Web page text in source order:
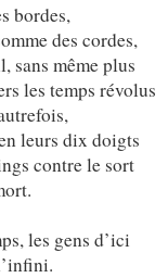
bordes,
des cordes,
sans même plus
les temps révolus
leurs dix doigts
contre le sort
les gens d’ici